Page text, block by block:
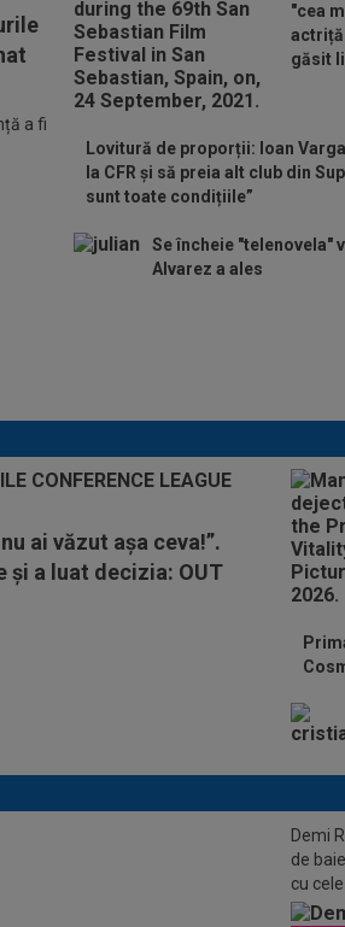
a fi
"cea
actriță
găsit
Lovitură de proporții: Ioan
la CFR și să preia alt club din
sunt toate condițiile”
Se încheie "telenovela"
Alvarez a ales
ai văzut așa ceva!”.
și a luat decizia: OUT
Demi
de
cu
toate